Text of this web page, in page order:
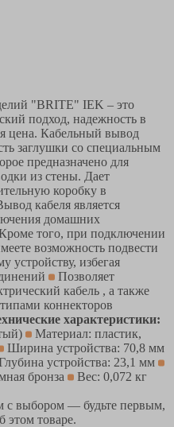
"BRITE" IEK – это
подход, надежность в
цена. Кабельный вывод
заглушки со специальным
предназначено для
из стены. Дает
коробку в
кабеля является
домашних
того, при подключении
возможность подвести
устройству, избегая
Позволяет
кабель , а также
коннекторов
характеристики:
Материал: пластик,
Ширина устройства: 70,8 мм
устройства: 23,1 мм
бронза
Вес: 0,072 кг
с выбором — будьте первым,
этом товаре.